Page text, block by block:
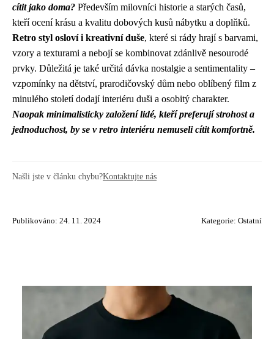
cítit jako doma? Především milovníci historie a starých časů,
kteří ocení krásu a kvalitu dobových kusů nábytku a doplňků.
Retro styl osloví i kreativní duše, které si rády hrají s barvami,
vzory a texturami a nebojí se kombinovat zdánlivě nesourodé
prvky. Důležitá je také určitá dávka nostalgie a sentimentality –
vzpomínky na dětství, prarodičovský dům nebo oblíbený film z
minulého století dodají interiéru duši a osobitý charakter.
Naopak minimalisticky založení lidé, kteří preferují strohost a
jednoduchost, by se v retro interiéru nemuseli cítit komfortně.
Našli jste v článku chybu?Kontaktujte nás
Publikováno: 24. 11. 2024 Kategorie: Ostatní